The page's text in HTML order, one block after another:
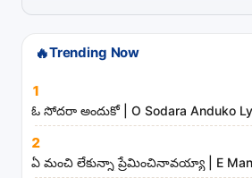
t
a
n
d
m
🔥Trending Now
1
ఓ సోదరా అందుకో | O Sodara Anduko
2
ఏ మంచి లేకున్నా ప్రేమించినావయ్యా | E